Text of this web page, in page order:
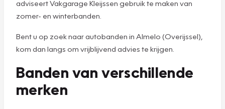
adviseert Vakgarage Kleijssen gebruik te maken van
zomer- en winterbanden.
Bent u op zoek naar autobanden in Almelo (Overijssel),
kom dan langs om vrijblijvend advies te krijgen.
Banden van verschillende
merken